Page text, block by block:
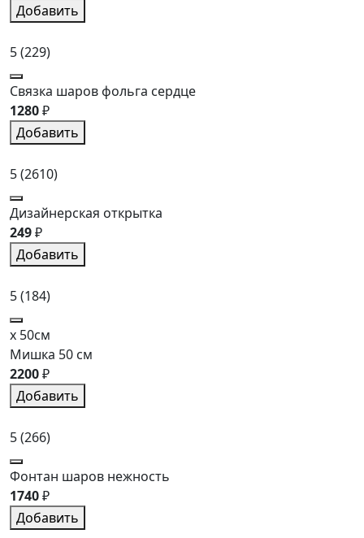
Добавить
5(229)
Связка шаров фольга сердце
1280₽
Добавить
5(2610)
Дизайнерская открытка
249₽
Добавить
5(184)
x 50см
Мишка 50 см
2200₽
Добавить
5(266)
Фонтан шаров нежность
1740₽
Добавить